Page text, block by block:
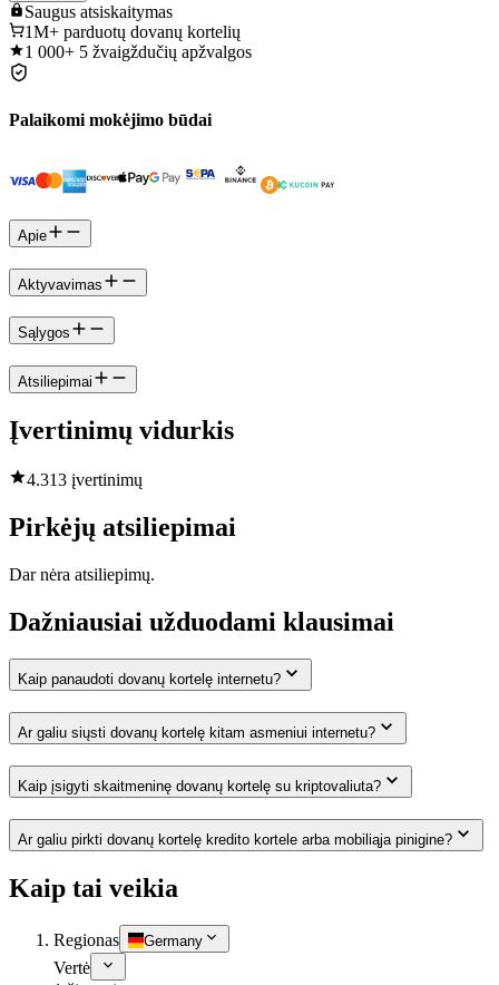
Saugus atsiskaitymas
1M+ parduotų dovanų kortelių
1 000+ 5 žvaigždučių apžvalgos
Palaikomi mokėjimo būdai
Apie
Aktyvavimas
Sąlygos
Atsiliepimai
Įvertinimų vidurkis
4.313 įvertinimų
Pirkėjų atsiliepimai
Dar nėra atsiliepimų.
Dažniausiai užduodami klausimai
Kaip panaudoti dovanų kortelę internetu?
Ar galiu siųsti dovanų kortelę kitam asmeniui internetu?
Kaip įsigyti skaitmeninę dovanų kortelę su kriptovaliuta?
Ar galiu pirkti dovanų kortelę kredito kortele arba mobiliąja pinigine?
Kaip tai veikia
Regionas Germany
Vertė